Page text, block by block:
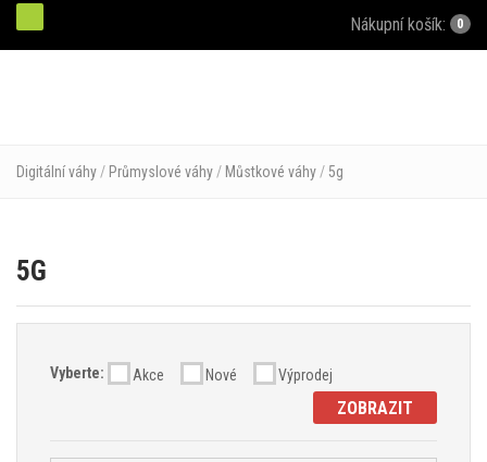
Nákupní košík: 0
Digitální váhy / Průmyslové váhy / Můstkové váhy /5g
5G
Vyberte: Akce Nové Výprodej
ZOBRAZIT